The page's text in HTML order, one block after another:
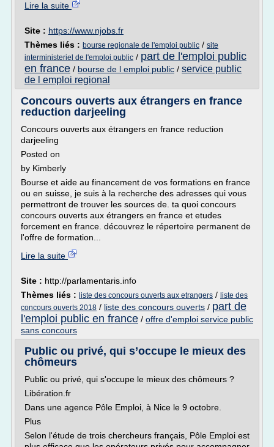
Lire la suite
Site : https://www.njobs.fr
Thèmes liés : bourse regionale de l'emploi public / site
interministeriel de l'emploi public / part de l'emploi public
en france / bourse de l emploi public / service public
de l emploi regional
Concours ouverts aux étrangers en france
reduction darjeeling
Concours ouverts aux étrangers en france reduction
darjeeling
Posted on
by Kimberly
Bourse et aide au financement de vos formations en france
ou en suisse, je suis à la recherche des adresses qui vous
permettront de trouver les sources de. ta quoi concours
concours ouverts aux étrangers en france et etudes
forcement en france. découvrez le répertoire permanent de
l'offre de formation...
Lire la suite
Site : http://parlamentaris.info
Thèmes liés : liste des concours ouverts aux etrangers / liste des
concours ouverts 2018 / liste des concours ouverts / part de
l'emploi public en france / offre d'emploi service public
sans concours
Public ou privé, qui s’occupe le mieux des
chômeurs
Public ou privé, qui s'occupe le mieux des chômeurs ?
Libération.fr
Dans une agence Pôle Emploi, à Nice le 9 octobre.
Plus
Selon l'étude de trois chercheurs français, Pôle Emploi est